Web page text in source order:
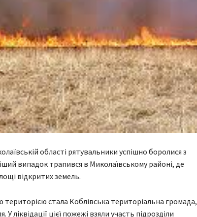
області рятувальники успішно боролися з
випадок трапився в Миколаївському районі, де
відкритих земель.
стала Коблівська територіальна громада,
ліквідації цієї пожежі взяли участь підрозділи